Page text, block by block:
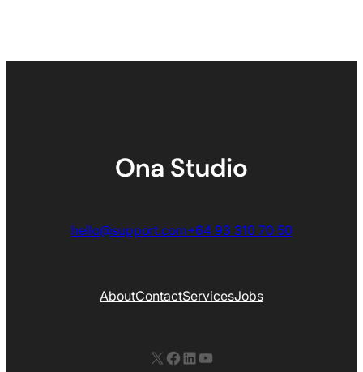
hello@support.com+64 93 310 70 50
AboutContactServicesJobs
X Facebook LinkedIn YouTube